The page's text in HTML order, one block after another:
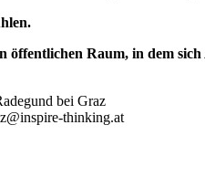
Raum, in dem
bei Graz
thinking.at